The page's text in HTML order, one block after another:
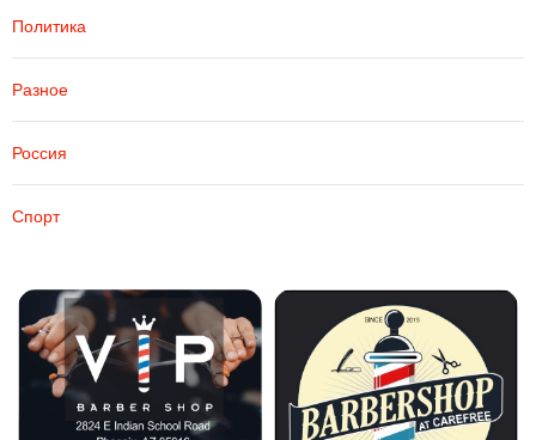
Политика
Разное
Россия
Спорт